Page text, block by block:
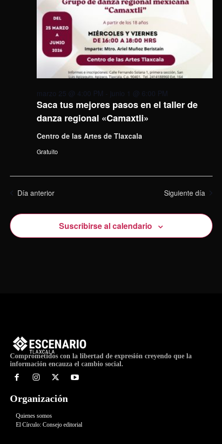
Saca tus mejores pasos en el taller de
danza regional «Camaxtli»
marzo 25 @ 4:00 PM - junio 1 @ 6:00 PM
Centro de las Artes de Tlaxcala
Gratuito
Día anterior Siguiente día
Suscribirse al calendario
Comprometidos con la libertad de expresión creyendo que la
información encauza el cambio social.
Organización
Quienes somos
El Círculo: Consejo editorial